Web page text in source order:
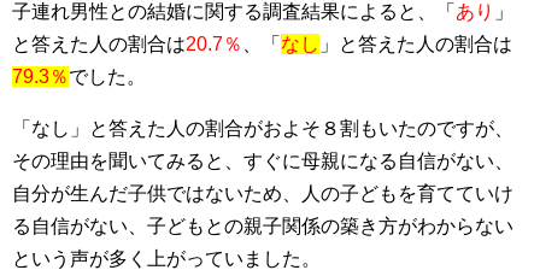
子連れ男性との結婚に関する調査結果によると、「 あり 」
と答えた人の割合は20.7％ 、「 なし 」と答えた人の割合は
79.3％でした。
「なし」と答えた人の割合がおよそ８割もいたのですが、
その理由を聞いてみると、すぐに母親になる自信がない、
自分が生んだ子供ではないため、人の子どもを育てていけ
る自信がない、子どもとの親子関係の築き方がわからない
という声が多く上がっていました。